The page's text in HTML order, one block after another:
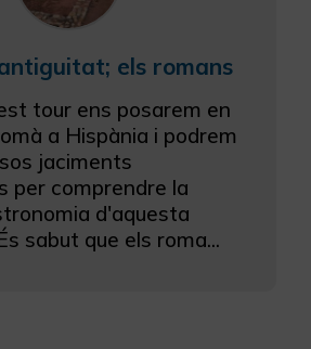
els romans
tour ens posarem en
a Hispània i podrem
jaciments
per comprendre la
d'aquesta
sabut que els roma...